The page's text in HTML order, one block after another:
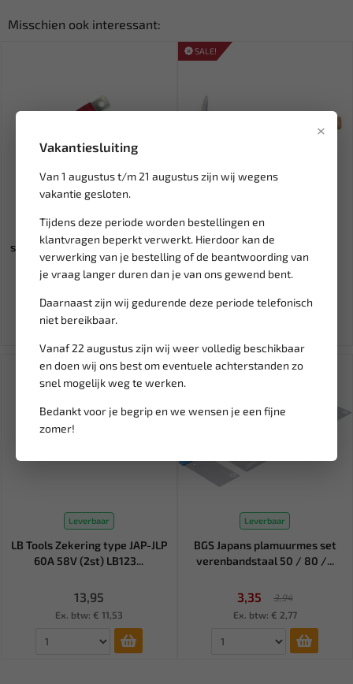
×
Vakantiesluiting
Van 1 augustus t/m 21 augustus zijn wij wegens
vakantie gesloten.
Tijdens deze periode worden bestellingen en
klantvragen beperkt verwerkt. Hierdoor kan de
verwerking van je bestelling of de beantwoording van
je vraag langer duren dan je van ons gewend bent.
Daarnaast zijn wij gedurende deze periode telefonisch
niet bereikbaar.
Vanaf 22 augustus zijn wij weer volledig beschikbaar
en doen wij ons best om eventuele achterstanden zo
snel mogelijk weg te werken.
Bedankt voor je begrip en we wensen je een fijne
zomer!
Misschien ook interessant:
MIDI zekering 50A
schroefzekering geschikt voor
12...
6,95
Ex. btw: € 5,74
SALE!
FORCE Krimphamer met een
draaibare kop 510 gram 62...
39,03
Ex. btw: € 32,26
Leverbaar
LB Tools Zekering type JAP-JLP
60A 58V (2st) LB123...
13,95
Ex. btw: € 11,53
SALE!
Leverbaar
BGS Japans plamuurmes set
verenbandstaal 50 / 80 /...
3,35
3,94
Ex. btw: € 2,77